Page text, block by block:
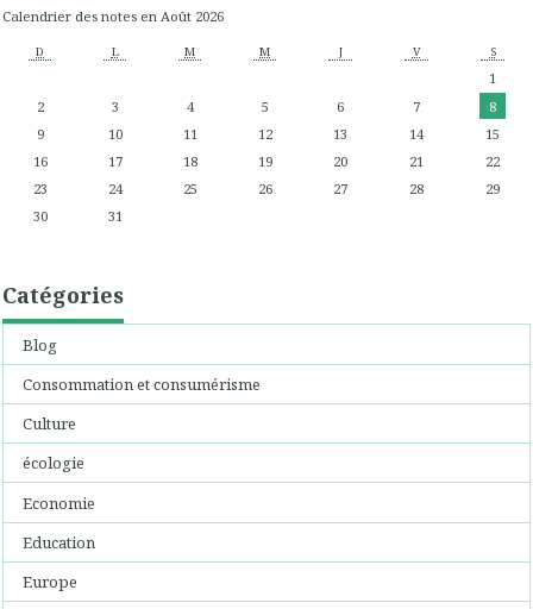
Calendrier des notes en Août 2026
D L M M J V S
1
2
3 4 5 6 7
8
9
10 11 12 13 14
15
16
17 18 19 20 21
22
23
24 25 26 27 28
29
30
31
Catégories
Blog
Consommation et consumérisme
Culture
écologie
Economie
Education
Europe